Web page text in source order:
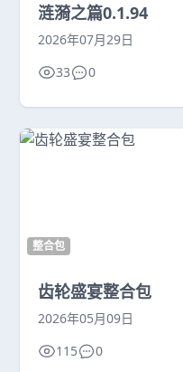
涟漪之篇0.1.94
2026年07月29日
33
0
整合包
齿轮盛宴整合包
2026年05月09日
115
0